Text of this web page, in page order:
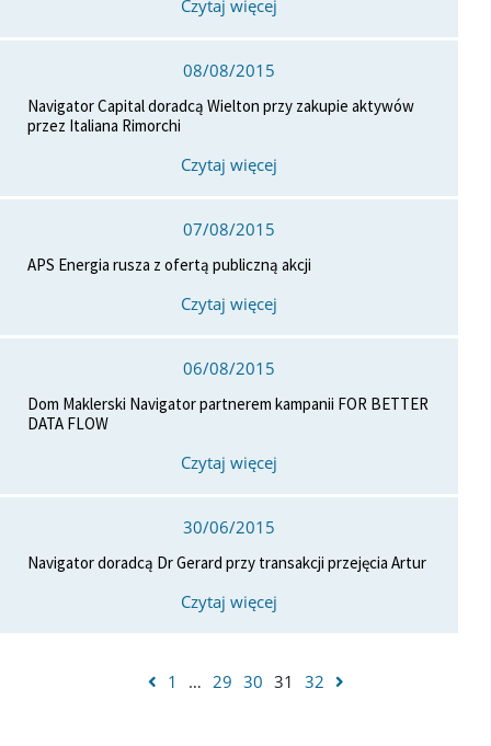
Czytaj więcej
08/08/2015
Navigator Capital doradcą Wielton przy zakupie aktywów
przez Italiana Rimorchi
Czytaj więcej
07/08/2015
APS Energia rusza z ofertą publiczną akcji
Czytaj więcej
06/08/2015
Dom Maklerski Navigator partnerem kampanii FOR BETTER
DATA FLOW
Czytaj więcej
30/06/2015
Navigator doradcą Dr Gerard przy transakcji przejęcia Artur
Czytaj więcej
1 … 29 30 31 32